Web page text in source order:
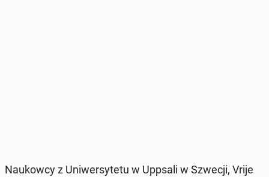
Na­ukow­cy z Uni­wer­sy­te­tu w Uppsali w Szwecji, Vrije